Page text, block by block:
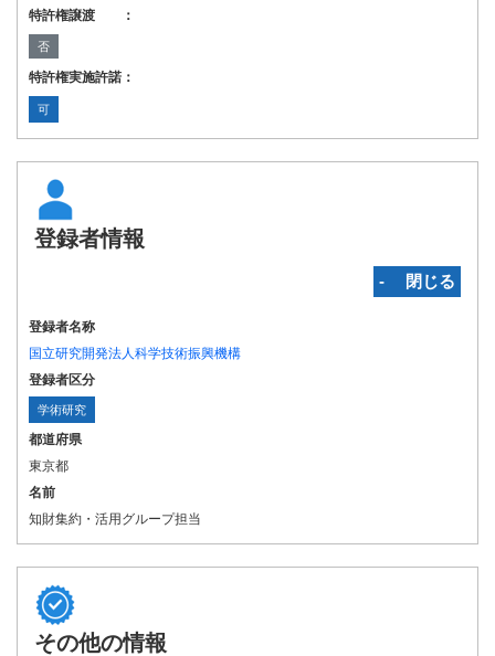
特許権譲渡 ：
否
特許権実施許諾：
可
登録者情報
‐ 閉じる
登録者名称
国立研究開発法人科学技術振興機構
登録者区分
学術研究
都道府県
東京都
名前
知財集約・活用グループ担当
その他の情報